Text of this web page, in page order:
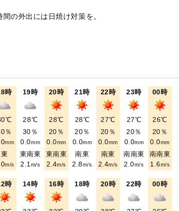
の外出には日焼け対策を。
時
％
mm
東
m/s
19時
28℃
30％
0.0mm
東南東
2.1m/s
20時
28℃
20％
0.0mm
東南東
2.4m/s
21時
28℃
20％
0.0mm
南東
2.8m/s
22時
27℃
20％
0.0mm
南東
2.4m/s
23時
27℃
20％
0.0mm
南南東
2.0m/s
00時
26℃
20％
0.0mm
南南東
1.6m/s
時 14時 16時 18時 20時 22時 00時